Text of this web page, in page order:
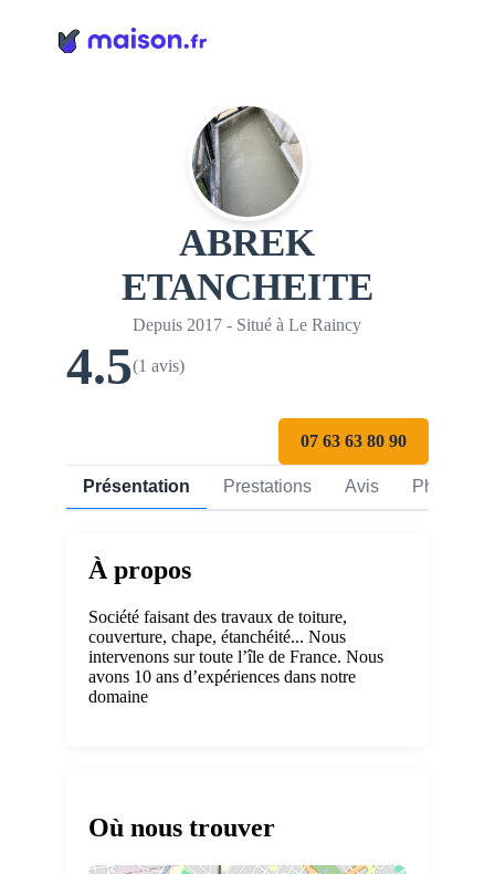
ABREK
ETANCHEITE
Depuis 2017 - Situé à Le Raincy
4.5(1 avis)
07 63 63 80 90
Présentation Prestations Avis Photos
À propos
Société faisant des travaux de toiture,
couverture, chape, étanchéité... Nous
intervenons sur toute l’île de France. Nous
avons 10 ans d’expériences dans notre
domaine
Où nous trouver